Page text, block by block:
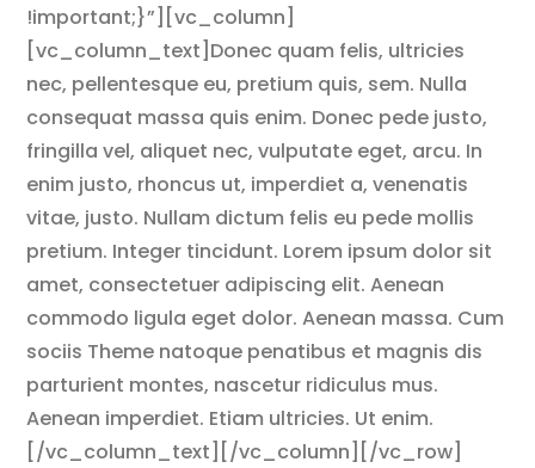
!important;}”][vc_column]
[vc_column_text]Donec quam felis, ultricies
nec, pellentesque eu, pretium quis, sem. Nulla
consequat massa quis enim. Donec pede justo,
fringilla vel, aliquet nec, vulputate eget, arcu. In
enim justo, rhoncus ut, imperdiet a, venenatis
vitae, justo. Nullam dictum felis eu pede mollis
pretium. Integer tincidunt. Lorem ipsum dolor sit
amet, consectetuer adipiscing elit. Aenean
commodo ligula eget dolor. Aenean massa. Cum
sociis Theme natoque penatibus et magnis dis
parturient montes, nascetur ridiculus mus.
Aenean imperdiet. Etiam ultricies. Ut enim.
[/vc_column_text][/vc_column][/vc_row]